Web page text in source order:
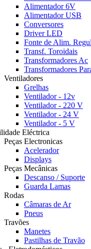
Alimentador 6V
Alimentador USB
Conversores
Driver LED
Fonte de Alim.
Transf. Toroidais
Transformadores Ac
Transformadores
Ventiladores
Grelhas
Ventilador - 12v
Ventilador - 220 V
Ventilador - 24 V
Ventilador - 5 V
Eléctrica
Peças Electronicas
Acelerador
Displays
Peças Mecânicas
Descanso / Suporte
Guarda Lamas
Rodas
Câmaras de Ar
Pneus
Travões
Manetes
Pastilhas de Travão